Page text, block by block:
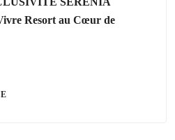
Resort au Cœur de